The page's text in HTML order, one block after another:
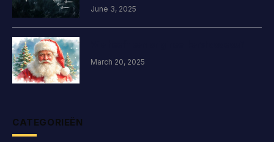
June 3, 2025
March 20, 2025
CATEGORIEËN